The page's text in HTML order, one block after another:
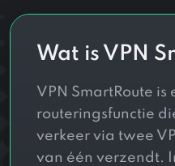
Wat is VPN
VPN SmartRoute is
routeringsfunctie
verkeer via twee
van één verzendt.